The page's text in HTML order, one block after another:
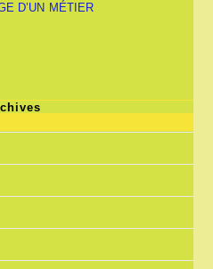
D’UN MÉTIER